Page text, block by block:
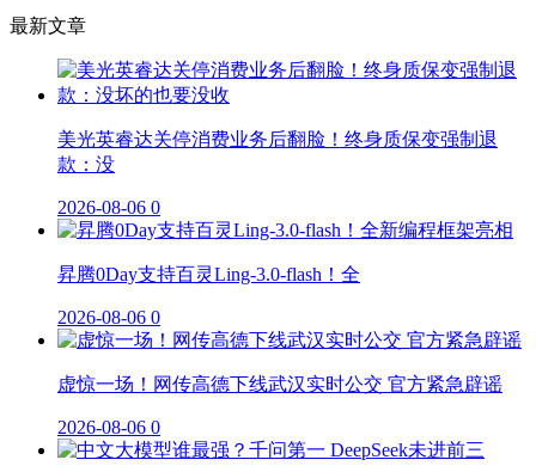
最新文章
美光英睿达关停消费业务后翻脸！终身质保变强制退
款：没
2026-08-06 0
昇腾0Day支持百灵Ling-3.0-flash！全
2026-08-06 0
虚惊一场！网传高德下线武汉实时公交 官方紧急辟谣
2026-08-06 0